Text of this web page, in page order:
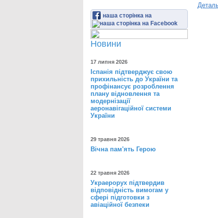
наша сторінка на
Новини
17 липня 2026
Іспанія підтверджує свою
прихильність до України та
профінансує розроблення
плану відновлення та
модернізації
аеронавігаційної системи
України
29 травня 2026
Вічна пам'ять Герою
22 травня 2026
Украерорух підтвердив
відповідність вимогам у
сфері підготовки з
авіаційної безпеки